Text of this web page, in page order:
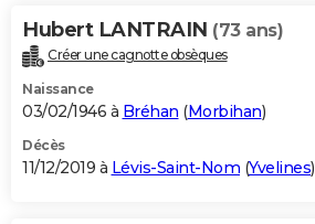
Hubert LANTRAIN (73 ans)
Créer une cagnotte obsèques
Naissance
03/02/1946 à Bréhan (Morbihan)
Décès
11/12/2019 à Lévis-Saint-Nom (Yvelines)